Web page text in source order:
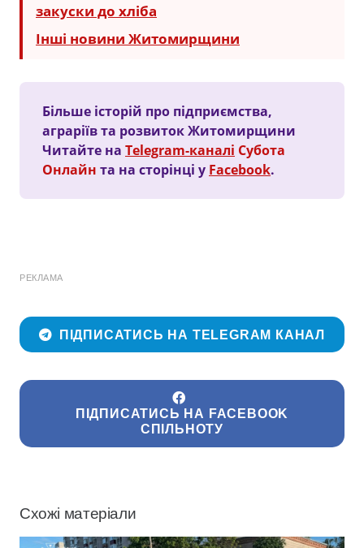
закуски до хліба
Інші новини Житомирщини
Більше історій про підприємства,
аграріїв та розвиток Житомирщини
Читайте на Telegram-каналі Субота
Онлайн та на сторінці у Facebook.
РЕКЛАМА
ПІДПИСАТИСЬ НА TELEGRAM КАНАЛ
ПІДПИСАТИСЬ НА FACEBOOK
СПІЛЬНОТУ
Схожі матеріали